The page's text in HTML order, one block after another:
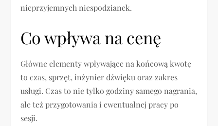
nieprzyjemnych niespodzianek.
Co wpływa na cenę
Główne elementy wpływające na końcową kwotę
to czas, sprzęt, inżynier dźwięku oraz zakres
usługi. Czas to nie tylko godziny samego nagrania,
ale też przygotowania i ewentualnej pracy po
sesji.